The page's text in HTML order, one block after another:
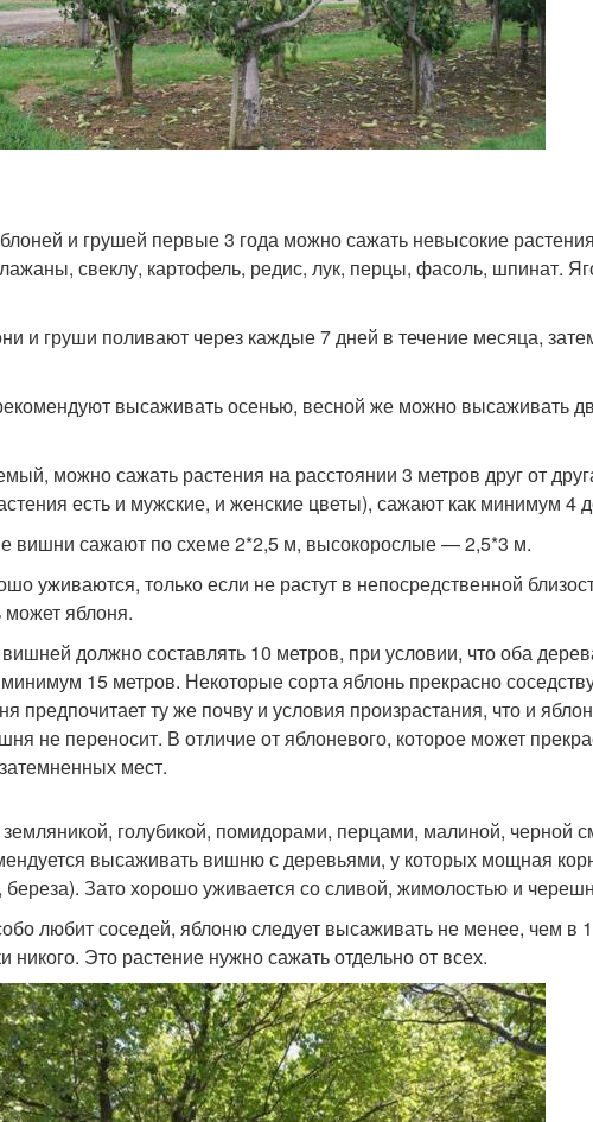
и грушей первые 3 года можно сажать невысокие
свеклу, картофель, редис, лук, перцы, фасоль, шпинат.
и груши поливают через каждые 7 дней в течение месяца,
высаживать осенью, весной же можно высаживать
можно сажать растения на расстоянии 3 метров друг от
есть и мужские, и женские цветы), сажают как минимум 4
вишни сажают по схеме 2*2,5 м, высокорослые — 2,5*3 м.
уживаются, только если не растут в непосредственной
может яблоня.
должно составлять 10 метров, при условии, что оба
15 метров. Некоторые сорта яблонь прекрасно
предпочитает ту же почву и условия произрастания, что и
не переносит. В отличие от яблоневого, которое может
мест.
голубикой, помидорами, перцами, малиной, черной
высаживать вишню с деревьями, у которых мощная
береза). Зато хорошо уживается со сливой, жимолостью и
любит соседей, яблоню следует высаживать не менее, чем в
никого. Это растение нужно сажать отдельно от всех.